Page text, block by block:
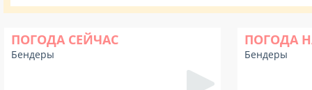
ПОГОДА СЕЙЧАС
Бендеры
ПОГОДА
Бендеры